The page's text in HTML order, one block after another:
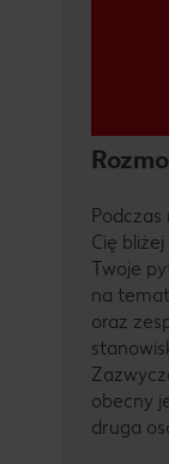
Cię
Twoje
na
oraz
obecny
druga